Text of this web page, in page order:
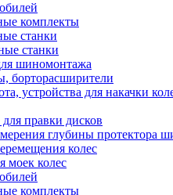
комплекты
станки
станки
шиномонтажа
борторасширители
устройства для накачки
правки дисков
глубины протектора
колес
моек колеc
комплекты